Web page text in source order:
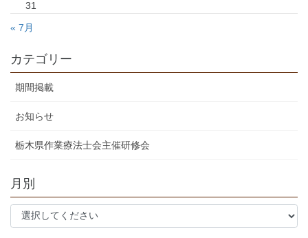
31
« 7月
カテゴリー
期間掲載
お知らせ
栃木県作業療法士会主催研修会
月別